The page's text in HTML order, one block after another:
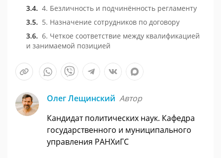
4. Безличность и подчинённость регламенту
5. Назначение сотрудников по договору
6. Четкое соответствие между квалификацией
и занимаемой позицией
Олег Лещинский Автор
Кандидат политических наук. Кафедра
государственного и муниципального
управления РАНХиГС